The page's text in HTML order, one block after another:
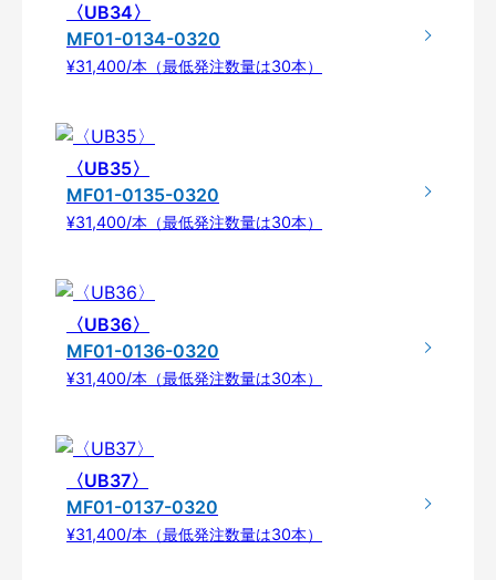
〈UB34〉
MF01-0134-0320
¥31,400/本（最低発注数量は30本）
〈UB35〉
MF01-0135-0320
¥31,400/本（最低発注数量は30本）
〈UB36〉
MF01-0136-0320
¥31,400/本（最低発注数量は30本）
〈UB37〉
MF01-0137-0320
¥31,400/本（最低発注数量は30本）